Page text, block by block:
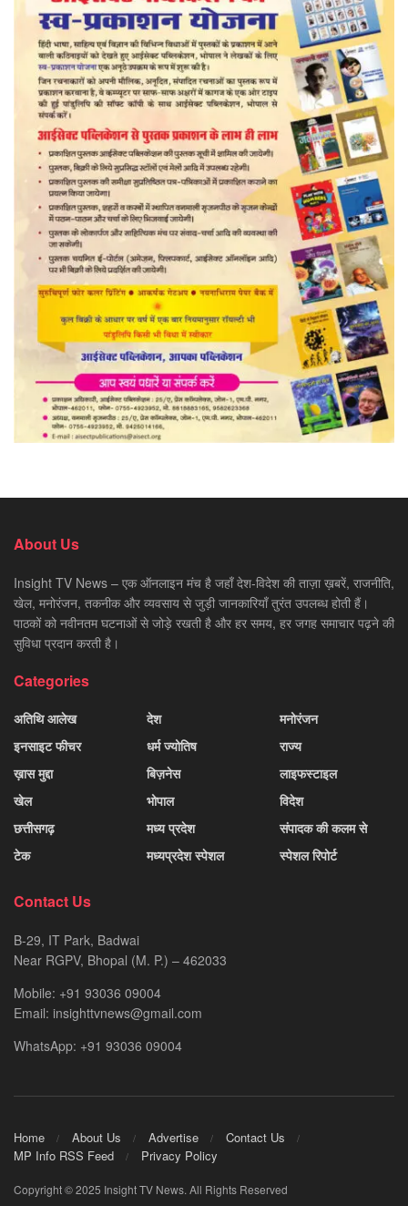
About Us
Insight TV News – एक ऑनलाइन मंच है जहाँ देश-विदेश की ताज़ा ख़बरें, राजनीति,
खेल, मनोरंजन, तकनीक और व्यवसाय से जुड़ी जानकारियाँ तुरंत उपलब्ध होती हैं।
पाठकों को नवीनतम घटनाओं से जोड़े रखती है और हर समय, हर जगह समाचार पढ़ने की
सुविधा प्रदान करती है।
Categories
अतिथि आलेख
इनसाइट फीचर
ख़ास मुद्दा
खेल
छत्तीसगढ़
टेक
देश
धर्म ज्योतिष
बिज़नेस
भोपाल
मध्य प्रदेश
मध्यप्रदेश स्पेशल
मनोरंजन
राज्य
लाइफस्टाइल
विदेश
संपादक की कलम से
स्पेशल रिपोर्ट
Contact Us
B-29, IT Park, Badwai
Near RGPV, Bhopal (M. P.) – 462033
Mobile: +91 93036 09004
Email: insighttvnews@gmail.com
WhatsApp: +91 93036 09004
Home About Us Advertise
Contact Us
MP Info RSS Feed
Privacy Policy
Copyright © 2025 Insight TV News. All Rights Reserved